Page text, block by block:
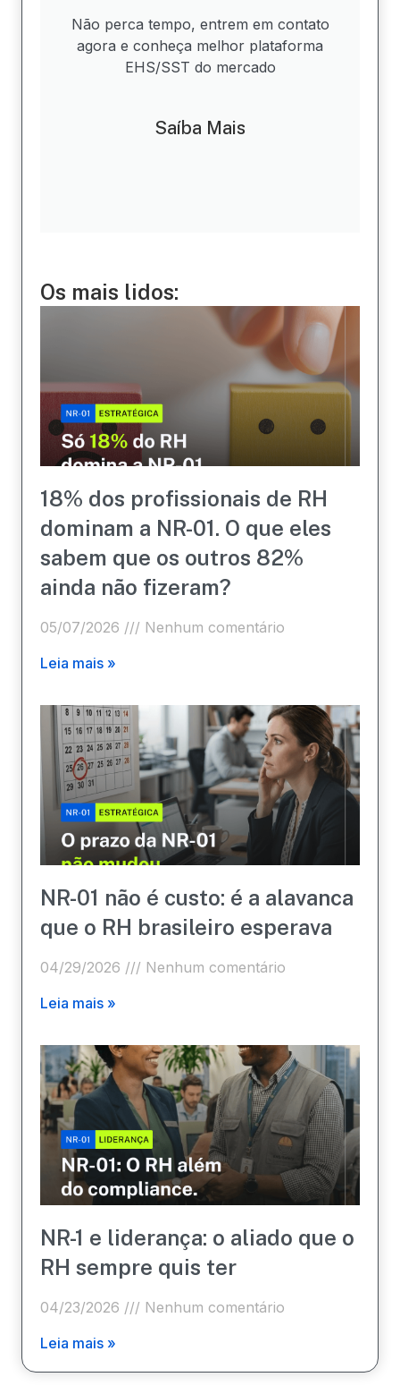
Não perca tempo, entrem em contato
agora e conheça melhor plataforma
EHS/SST do mercado
Saíba Mais
Os mais lidos:
18% dos profissionais de RH
dominam a NR-01. O que eles
sabem que os outros 82%
ainda não fizeram?
05/07/2026
Nenhum comentário
Leia mais »
NR-01 não é custo: é a alavanca
que o RH brasileiro esperava
04/29/2026
Nenhum comentário
Leia mais »
NR-1 e liderança: o aliado que o
RH sempre quis ter
04/23/2026
Nenhum comentário
Leia mais »